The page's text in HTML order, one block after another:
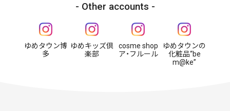
Other accounts
ゆめタウン博
多
ゆめキッズ倶
楽部
cosme shop
ア・フルール
ゆめタウンの
化粧品“be
m@ke”